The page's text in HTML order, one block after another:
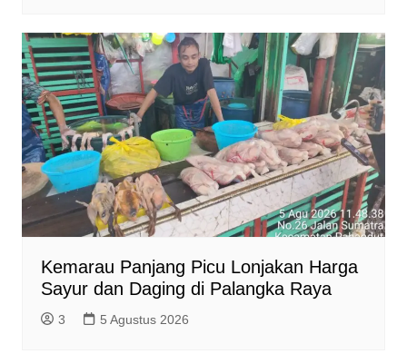
Kemarau Panjang Picu Lonjakan Harga
Sayur dan Daging di Palangka Raya
3 5 Agustus 2026